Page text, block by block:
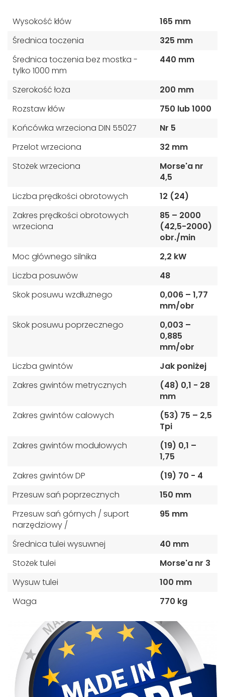
Wysokość kłów
165 mm
Średnica toczenia
325 mm
Średnica toczenia bez mostka -
tylko 1000 mm
440 mm
Szerokość łoża
200 mm
Rozstaw kłów
750 lub 1000
Końcówka wrzeciona DIN 55027
Nr 5
Przelot wrzeciona
32 mm
Stożek wrzeciona
Morse'a nr
4,5
Liczba prędkości obrotowych
12 (24)
Zakres prędkości obrotowych
wrzeciona
85 – 2000
(42,5-2000)
obr./min
Moc głównego silnika
2,2 kW
Liczba posuwów
48
Skok posuwu wzdłużnego
0,006 – 1,77
mm/obr
Skok posuwu poprzecznego
0,003 –
0,885
mm/obr
Liczba gwintów
Jak poniżej
Zakres gwintów metrycznych
(48) 0,1 - 28
mm
Zakres gwintów calowych
(53) 75 – 2,5
Tpi
Zakres gwintów modułowych
(19) 0,1 –
1,75
Zakres gwintów DP
(19) 70 - 4
Przesuw sań poprzecznych
150 mm
Przesuw sań górnych / suport
narzędziowy /
95 mm
Średnica tulei wysuwnej
40 mm
Stożek tulei
Morse'a nr 3
Wysuw tulei
100 mm
Waga
770 kg